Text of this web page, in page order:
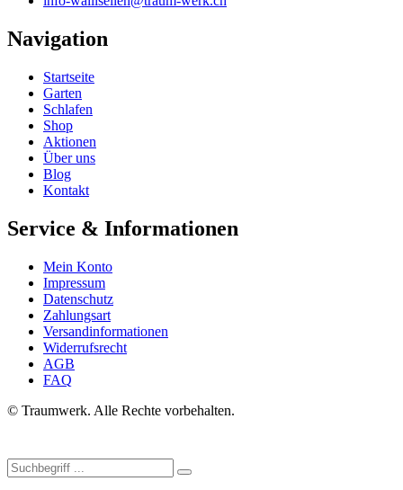
Navigation
Startseite
Garten
Schlafen
Shop
Aktionen
Über uns
Blog
Kontakt
Service & Informationen
Mein Konto
Impressum
Datenschutz
Zahlungsart
Versandinformationen
Widerrufsrecht
AGB
FAQ
© Traumwerk. Alle Rechte vorbehalten.